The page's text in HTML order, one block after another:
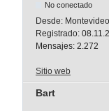
No conectado
Desde: Montevideo
Registrado:
Mensajes: 2.272
Sitio web
Bart